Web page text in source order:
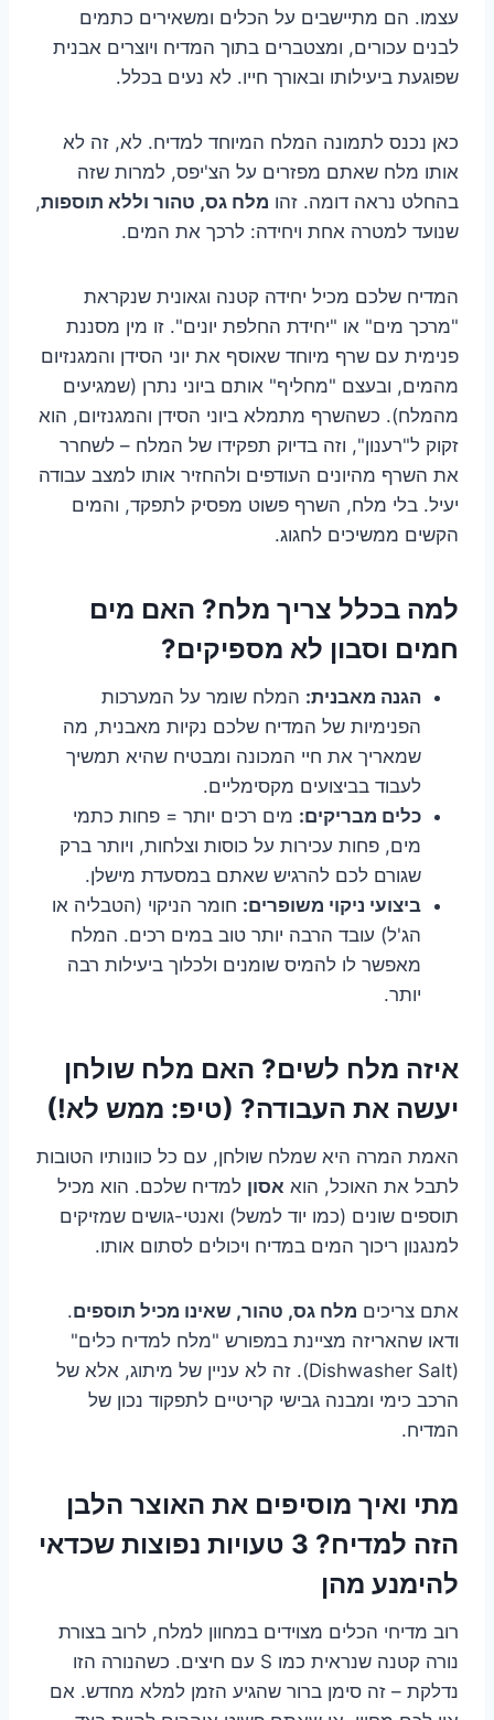
עצמו. הם מתיישבים על הכלים ומשאירים כתמים
לבנים עכורים, ומצטברים בתוך המדיח ויוצרים אבנית
שפוגעת ביעילותו ובאורך חייו. לא נעים בכלל.
כאן נכנס לתמונה המלח המיוחד למדיח. לא, זה לא
אותו מלח שאתם מפזרים על הצ'יפס, למרות שזה
בהחלט נראה דומה. זהו מלח גס, טהור וללא תוספות,
שנועד למטרה אחת ויחידה: לרכך את המים.
המדיח שלכם מכיל יחידה קטנה וגאונית שנקראת
"מרכך מים" או "יחידת החלפת יונים". זו מין מסננת
פנימית עם שרף מיוחד שאוסף את יוני הסידן והמגנזיום
מהמים, ובעצם "מחליף" אותם ביוני נתרן (שמגיעים
מהמלח). כשהשרף מתמלא ביוני הסידן והמגנזיום, הוא
זקוק ל"רענון", וזה בדיוק תפקידו של המלח – לשחרר
את השרף מהיונים העודפים ולהחזיר אותו למצב עבודה
יעיל. בלי מלח, השרף פשוט מפסיק לתפקד, והמים
הקשים ממשיכים לחגוג.
למה בכלל צריך מלח? האם מים
חמים וסבון לא מספיקים?
הגנה מאבנית: המלח שומר על המערכות
הפנימיות של המדיח שלכם נקיות מאבנית, מה
שמאריך את חיי המכונה ומבטיח שהיא תמשיך
לעבוד בביצועים מקסימליים.
כלים מבריקים: מים רכים יותר = פחות כתמי
מים, פחות עכירות על כוסות וצלחות, ויותר ברק
שגורם לכם להרגיש שאתם במסעדת מישלן.
ביצועי ניקוי משופרים: חומר הניקוי (הטבליה או
הג'ל) עובד הרבה יותר טוב במים רכים. המלח
מאפשר לו להמיס שומנים ולכלוך ביעילות רבה
יותר.
איזה מלח לשים? האם מלח שולחן
יעשה את העבודה? (טיפ: ממש לא!)
האמת המרה היא שמלח שולחן, עם כל כוונותיו הטובות
לתבל את האוכל, הוא אסון למדיח שלכם. הוא מכיל
תוספים שונים (כמו יוד למשל) ואנטי-גושים שמזיקים
למנגנון ריכוך המים במדיח ויכולים לסתום אותו.
אתם צריכים מלח גס, טהור, שאינו מכיל תוספים.
ודאו שהאריזה מציינת במפורש "מלח למדיח כלים"
(Dishwasher Salt). זה לא עניין של מיתוג, אלא של
הרכב כימי ומבנה גבישי קריטיים לתפקוד נכון של
המדיח.
מתי ואיך מוסיפים את האוצר הלבן
הזה למדיח? 3 טעויות נפוצות שכדאי
להימנע מהן
רוב מדיחי הכלים מצוידים במחוון למלח, לרוב בצורת
נורה קטנה שנראית כמו S עם חיצים. כשהנורה הזו
נדלקת – זה סימן ברור שהגיע הזמן למלא מחדש. אם